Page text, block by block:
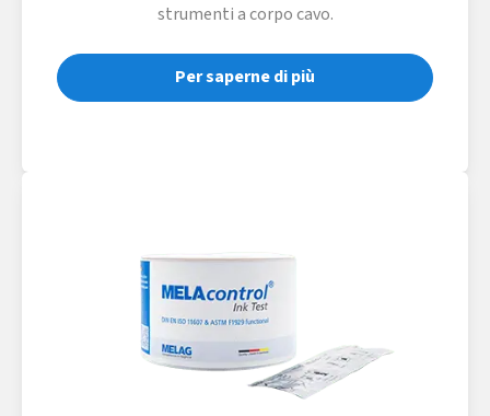
strumenti a corpo cavo.
Per saperne di più